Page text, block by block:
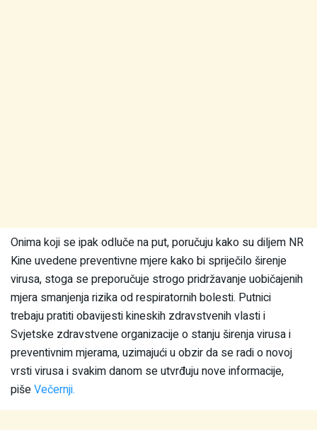
Onima koji se ipak odluče na put, poručuju kako su diljem NR
Kine uvedene preventivne mjere kako bi spriječilo širenje
virusa, stoga se preporučuje strogo pridržavanje uobičajenih
mjera smanjenja rizika od respiratornih bolesti. Putnici
trebaju pratiti obavijesti kineskih zdravstvenih vlasti i
Svjetske zdravstvene organizacije o stanju širenja virusa i
preventivnim mjerama, uzimajući u obzir da se radi o novoj
vrsti virusa i svakim danom se utvrđuju nove informacije,
pišeVečernji.